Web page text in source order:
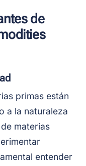
de
primas están
a la naturaleza
materias
entender